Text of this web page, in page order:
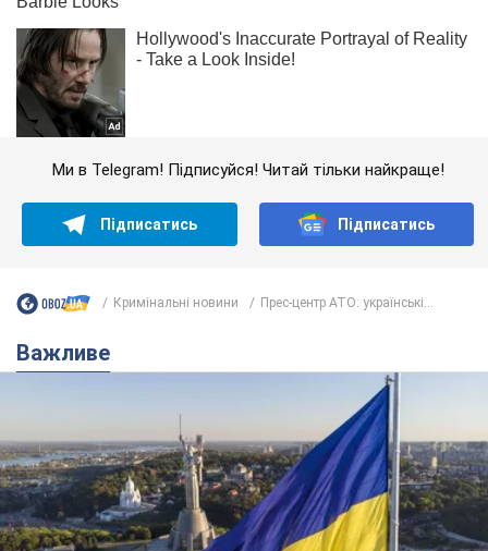
Ми в Telegram! Підписуйся! Читай тільки найкраще!
Підписатись Підписатись
Кримінальні новини Прес-центр АТО: українські...
Важливе